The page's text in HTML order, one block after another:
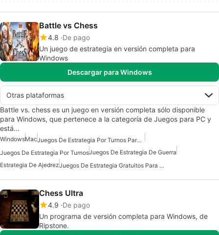
Battle vs Chess
4.8 De pago
Un juego de estrategia en versión completa para
Windows
Descargar para Windows
Otras plataformas
Battle vs. chess es un juego en versión completa sólo disponible
para Windows, que pertenece a la categoría de Juegos para PC y
está…
WindowsMac
Juegos De Estrategia Por Turnos Para Mac
Juegos De Estrategia Por TurnosJuegos De Estrategia De Guerra
Estrategia De Ajedrez
Juegos De Estrategia Gratuitos Para Mac
Chess Ultra
4.9 De pago
Un programa de versión completa para Windows, de
Ripstone.